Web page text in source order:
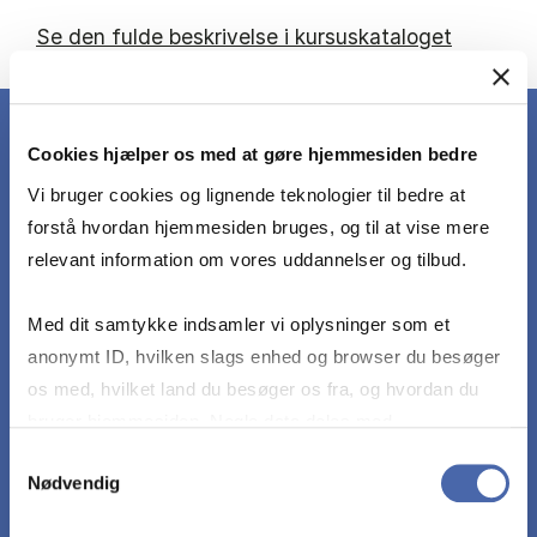
Cookies hjælper os med at gøre hjemmesiden bedre
Vi bruger cookies og lignende teknologier til bedre at
forstå hvordan hjemmesiden bruges, og til at vise mere
relevant information om vores uddannelser og tilbud.
Med dit samtykke indsamler vi oplysninger som et
anonymt ID, hvilken slags enhed og browser du besøger
os med, hvilket land du besøger os fra, og hvordan du
markedsføring. Du bestemmer selv - og kan altid trække
Nødvendig
Se den fulde beskrivelse i kursuskataloget
DET LÆRER DU
Redegøre for og forholde sig til teorier, metoder
og modeller fra pensum og de bagvedliggende
antagelser.
modeller fra pensum til at løse praktiske